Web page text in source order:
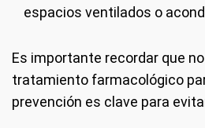
espacios ventilados o
Es importante recordar que
tratamiento farmacológico
prevención es clave para